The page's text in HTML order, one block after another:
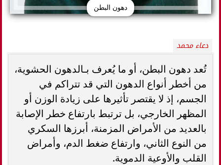
دهون البطن
دعاء محمد
تُعد دهون البطن، أو ما يُعرف بـالدهون الحشوية،
من أخطر أنواع الدهون التي قد تتراكم في
الجسم، إذ لا يقتصر تأثيرها على زيادة الوزن أو
المظهر الخارجي، بل ترتبط بارتفاع خطر الإصابة
بالعديد من الأمراض المزمنة، أبرزها السكري
من النوع الثاني، وارتفاع ضغط الدم، وأمراض
القلب والأوعية الدموية.